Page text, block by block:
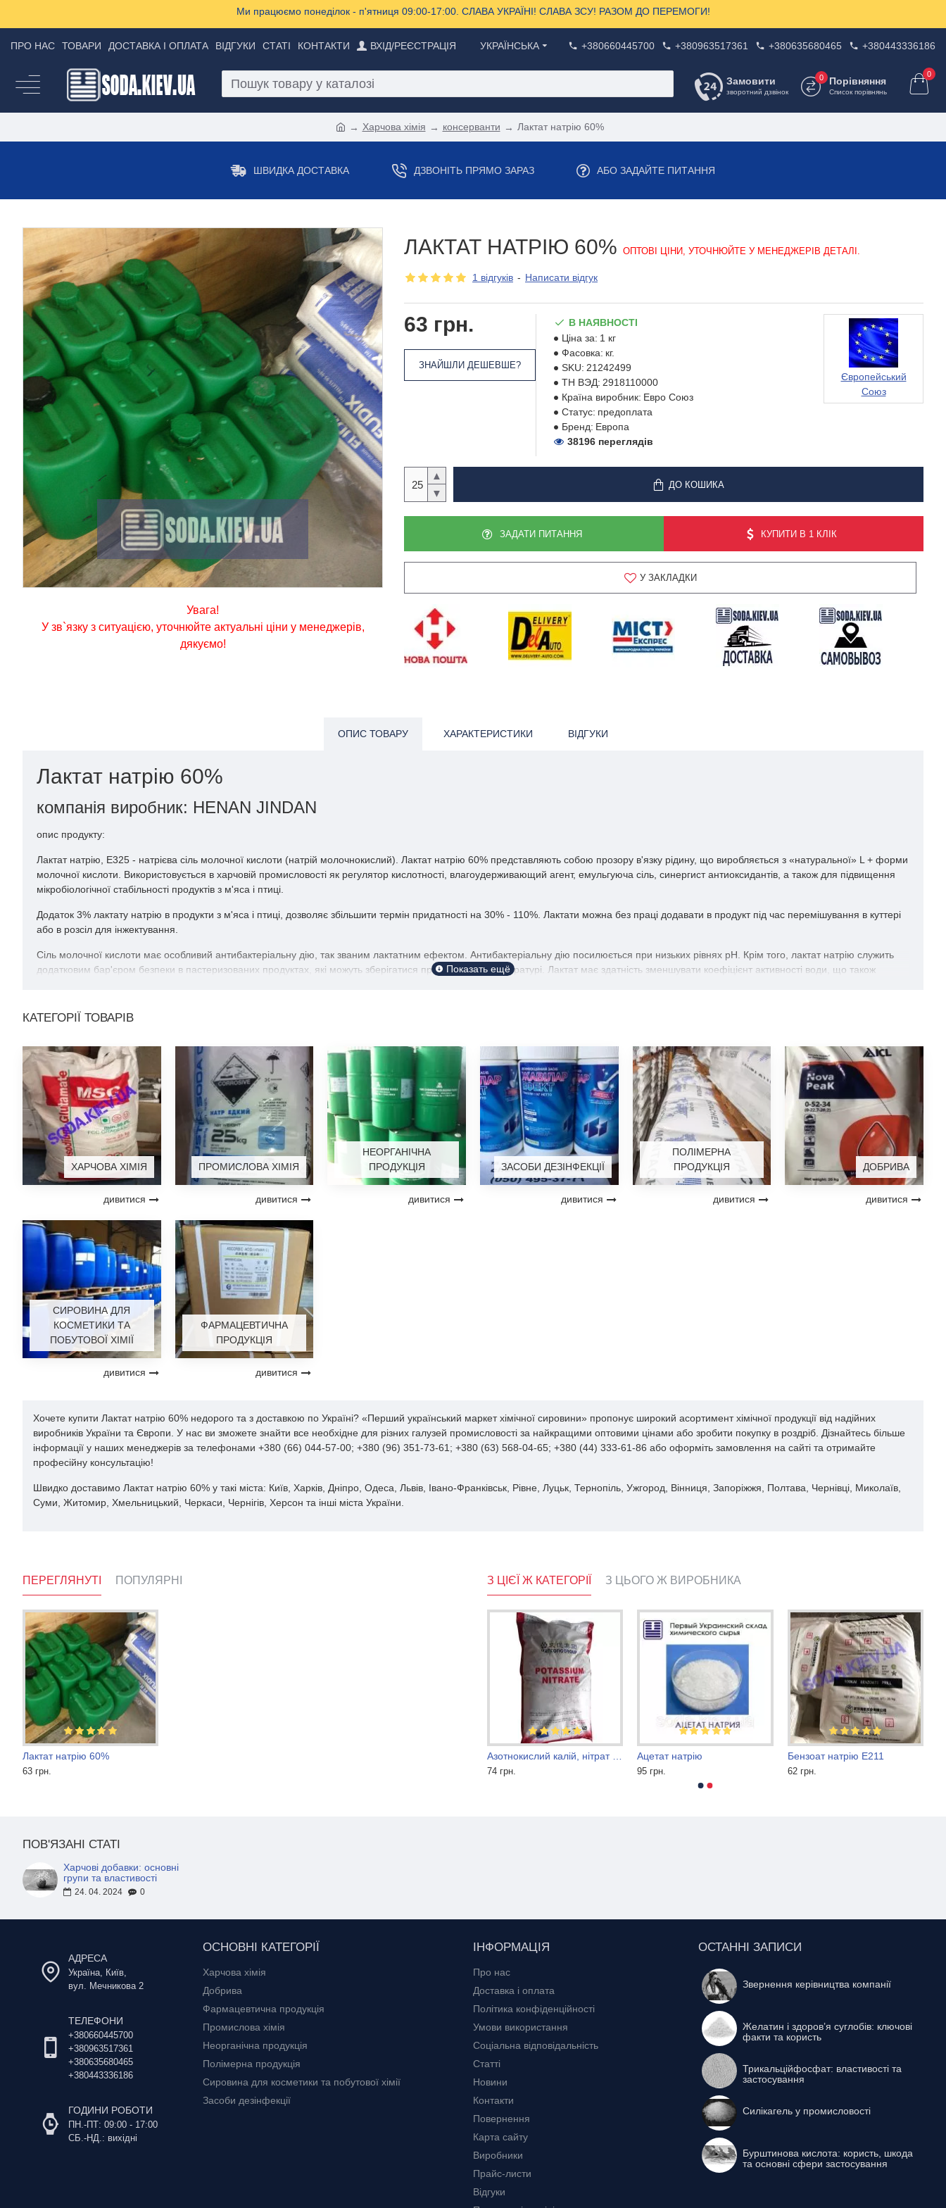
Ми працюємо понеділок - п'ятниця 09:00-17:00. СЛАВА УКРАЇНІ! СЛАВА ЗСУ! РАЗОМ ДО ПЕРЕМОГИ!
ПРО НАС ТОВАРИ ДОСТАВКА І ОПЛАТА ВІДГУКИ СТАТІ КОНТАКТИ ВХІД/РЕЄСТРАЦІЯ УКРАЇНСЬКА +380660445700 +380963517361 +380635680465 +380443336186
Замовити
зворотний дзвінок
Порівняння
Список порівнянь
0 0
Харчова хімія консерванти Лактат натрію 60%
ШВИДКА ДОСТАВКА ДЗВОНІТЬ ПРЯМО ЗАРАЗ АБО ЗАДАЙТЕ ПИТАННЯ
Увага!
У зв`язку з ситуацією, уточнюйте актуальні ціни у менеджерів,
дякуємо!
ЛАКТАТ НАТРІЮ 60% ОПТОВІ ЦІНИ, УТОЧНЮЙТЕ У МЕНЕДЖЕРІВ ДЕТАЛІ.
1 відгуків - Написати відгук
63 грн.
ЗНАЙШЛИ ДЕШЕВШЕ?
В НАЯВНОСТІ
Ціна за: 1 кг
Фасовка: кг.
SKU: 21242499
ТН ВЭД: 2918110000
Країна виробник: Евро Союз
Статус: предоплата
Бренд: Европа
Європейський
Союз
38196 переглядів
▲
▼
ДО КОШИКА
ЗАДАТИ ПИТАННЯ КУПИТИ В 1 КЛІК
У ЗАКЛАДКИ
ОПИС ТОВАРУ ХАРАКТЕРИСТИКИ ВІДГУКИ
Лактат натрію 60%
компанія виробник: HENAN JINDAN
опис продукту:
Лактат натрію, Е325 - натрієва сіль молочної кислоти (натрій молочнокислий). Лактат натрію 60% представляють собою прозору в'язку рідину, що виробляється з «натуральної» L + форми
молочної кислоти. Використовується в харчовій промисловості як регулятор кислотності, влагоудерживающий агент, емульгуюча сіль, синергист антиоксидантів, а також для підвищення
мікробіологічної стабільності продуктів з м'яса і птиці.
Додаток 3% лактату натрію в продукти з м'яса і птиці, дозволяє збільшити термін придатності на 30% - 110%. Лактати можна без праці додавати в продукт під час перемішування в куттері
або в розсіл для інжектування.
Сіль молочної кислоти має особливий антибактеріальну дію, так званим лактатним ефектом. Антибактеріальну дію посилюється при низьких рівнях рН. Крім того, лактат натрію служить
додатковим бар'єром безпеки в пастеризованих продуктах, які можуть зберігатися при кімнатній температурі. Лактат має здатність зменшувати коефіцієнт активності води, що також
Антибактеріальну дію посилюється при низьких рівнях рН. Крім того, лактат натрію служить додатковим бар'єром безпеки в пастеризованих продуктах, які можуть зберігатися при кімнатній
температурі. Лактат має здатність зменшувати коефіцієнт активності води, що також уповільнює ріст мікроорганізмів і призводить до збільшення терміну придатності та підвищенню
Антибактеріальну дію посилюється при низьких рівнях рН. Крім того, лактат натрію служить додатковим бар'єром безпеки в пастеризованих продуктах, які можуть зберігатися при кімнатній
температурі. Лактат має здатність зменшувати коефіцієнт активності води, що також уповільнює ріст мікроорганізмів і призводить до збільшення терміну придатності та підвищенню
безпеки м'ясних продуктів.
КАТЕГОРІЇ ТОВАРІВ
ХАРЧОВА ХІМІЯ
дивитися
ПРОМИСЛОВА ХІМІЯ
дивитися
НЕОРГАНІЧНА
ПРОДУКЦІЯ
дивитися
ЗАСОБИ ДЕЗІНФЕКЦІЇ
дивитися
ПОЛІМЕРНА
ПРОДУКЦІЯ
дивитися
ДОБРИВА
дивитися
СИРОВИНА ДЛЯ
КОСМЕТИКИ ТА
ПОБУТОВОЇ ХІМІЇ
дивитися
ФАРМАЦЕВТИЧНА
ПРОДУКЦІЯ
дивитися
Хочете купити Лактат натрію 60% недорого та з доставкою по Україні? «Перший український маркет хімічної сировини» пропонує широкий асортимент хімічної продукції від надійних
виробників України та Європи. У нас ви зможете знайти все необхідне для різних галузей промисловості за найкращими оптовими цінами або зробити покупку в роздріб. Дізнайтесь більше
інформації у наших менеджерів за телефонами +380 (66) 044-57-00; +380 (96) 351-73-61; +380 (63) 568-04-65; +380 (44) 333-61-86 або оформіть замовлення на сайті та отримайте
професійну консультацію!
Швидко доставимо Лактат натрію 60% у такі міста: Київ, Харків, Дніпро, Одеса, Львів, Івано-Франківськ, Рівне, Луцьк, Тернопіль, Ужгород, Вінниця, Запоріжжя, Полтава, Чернівці, Миколаїв,
Суми, Житомир, Хмельницький, Черкаси, Чернігів, Херсон та інші міста України.
ПЕРЕГЛЯНУТІ ПОПУЛЯРНІ
Лактат натрію 60%
63 грн.
З ЦІЄЇ Ж КАТЕГОРІЇ З ЦЬОГО Ж ВИРОБНИКА
Селітра натрієва
78 000 грн. 74 грн.
Ацетат натрію
95 грн.
Бензоат натрію Е211
62 грн.
ПОВ'ЯЗАНІ СТАТІ
Харчові добавки: основні
групи та властивості
24. 04. 2024 0
АДРЕСА
Україна, Київ,
вул. Мечникова 2
ТЕЛЕФОНИ
+380660445700
+380963517361
+380635680465
+380443336186
ГОДИНИ РОБОТИ
ПН.-ПТ: 09:00 - 17:00
СБ.-НД.: вихідні
ОСНОВНІ КАТЕГОРІЇ
Харчова хімія
Добрива
Фармацевтична продукція
Промислова хімія
Неорганічна продукція
Полімерна продукція
Сировина для косметики та побутової хімії
Засоби дезінфекції
ІНФОРМАЦІЯ
Про нас
Доставка і оплата
Політика конфіденційності
Умови використання
Соціальна відповідальність
Статті
Новини
Контакти
Повернення
Карта сайту
Виробники
Прайс-листи
Відгуки
ОСТАННІ ЗАПИСИ
Звернення керівництва компанії
Желатин і здоров’я суглобів: ключові
факти та користь
Трикальційфосфат: властивості та
застосування
Силікагель у промисловості
Бурштинова кислота: користь, шкода
та основні сфери застосування